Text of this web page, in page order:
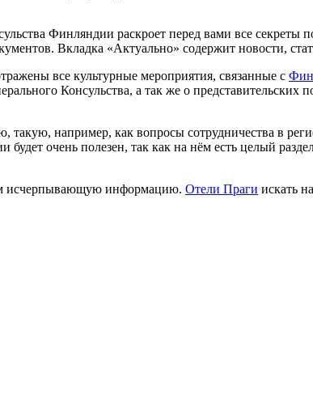
Финляндии раскроет перед вами все секреты
Вкладка «Актуально» содержит новости,
все культурные мероприятия, связанные с
Консульства, а так же о
например, как вопросы сотрудничества в
очень полезен, так как на нём есть целый
исчерпывающую информацию. Отели Праги искать